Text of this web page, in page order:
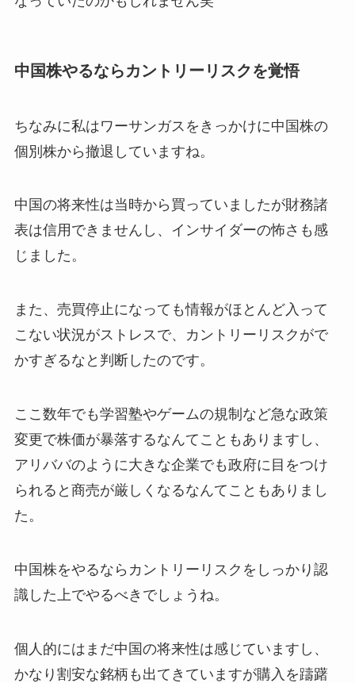
中国株やるならカントリーリスクを覚悟
ちなみに私はワーサンガスをきっかけに中国株の
個別株から撤退していますね。
中国の将来性は当時から買っていましたが財務諸
表は信用できませんし、インサイダーの怖さも感
じました。
また、売買停止になっても情報がほとんど入って
こない状況がストレスで、カントリーリスクがで
かすぎるなと判断したのです。
ここ数年でも学習塾やゲームの規制など急な政策
変更で株価が暴落するなんてこともありますし、
アリババのように大きな企業でも政府に目をつけ
られると商売が厳しくなるなんてこともありまし
た。
中国株をやるならカントリーリスクをしっかり認
識した上でやるべきでしょうね。
個人的にはまだ中国の将来性は感じていますし、
かなり割安な銘柄も出てきていますが購入を躊躇